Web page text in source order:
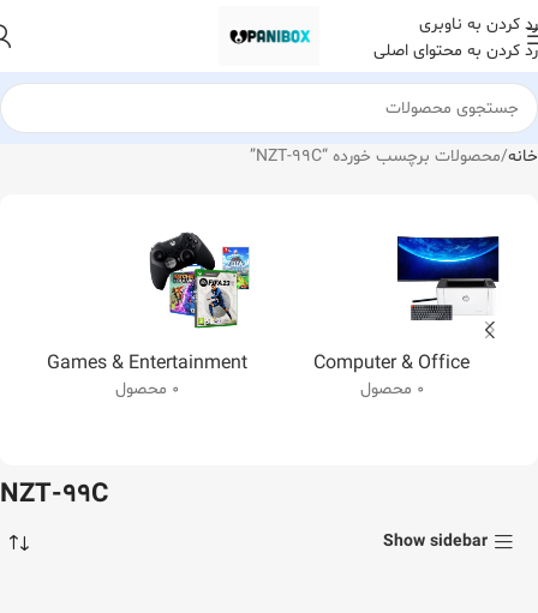
رد کردن به ناوبری
رد کردن به محتوای اصلی
خانه محصولات برچسب خورده “NZT-99C”
Computer & Office
0 محصول
Games & Entertainment
0 محصول
NZT-99C
Show sidebar